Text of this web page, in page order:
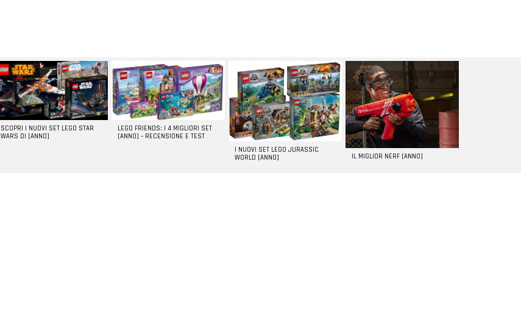
SCOPRI I NUOVI SET LEGO STAR
WARS DI [ANNO]
LEGO FRIENDS: I 4 MIGLIORI SET
[ANNO] – RECENSIONE E TEST
I NUOVI SET LEGO JURASSIC
WORLD [ANNO]
IL MIGLIOR NERF [ANNO]